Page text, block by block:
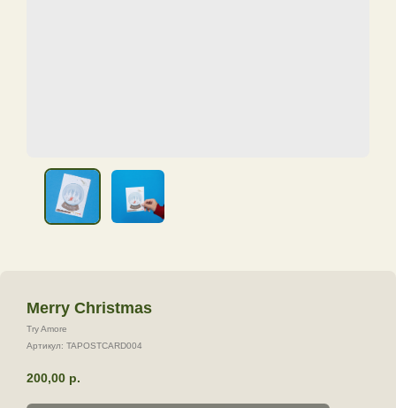
Merry Christmas
Try Amore
Артикул: TAPOSTCARD004
200,00 р.